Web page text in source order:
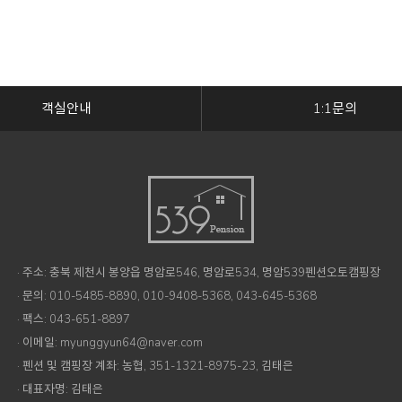
객실안내 1:1문의
· 주소: 충북 제천시 봉양읍 명암로546, 명암로534, 명암539펜션오토캠핑장
· 문의: 010-5485-8890, 010-9408-5368, 043-645-5368
· 팩스: 043-651-8897
· 이메일: myunggyun64@naver.com
· 펜션 및 캠핑장 계좌: 농협, 351-1321-8975-23, 김태은
· 대표자명: 김태은